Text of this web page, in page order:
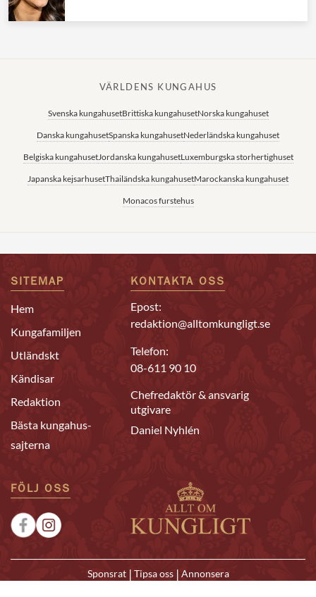
VÄRLDENS KUNGAHUS
Svenska kungahusetBrittiska kungahusetNorska kungahuset
Danska kungahusetSpanska kungahusetNederländska kungahuset
Belgiska kungahusetJordanska kungahusetLuxemburgska storhertighuset
Japanska kejsarhusetThailändska kungahusetMarockanska kungahuset
Monacos furstehus
SITEMAP
Hem
Kungafamiljen
Utländskt
Kändisar
Redaktion
Bästa kungahus-
sajterna
KONTAKTA OSS
Epost:
redaktion@alltomkungligt.se
Telefon:
08-611 90 10
Chefredaktör & ansvarig
utgivare
Daniel Nyhlén
FÖLJ OSS
Sponsrat | Tipsa oss | Annonsera